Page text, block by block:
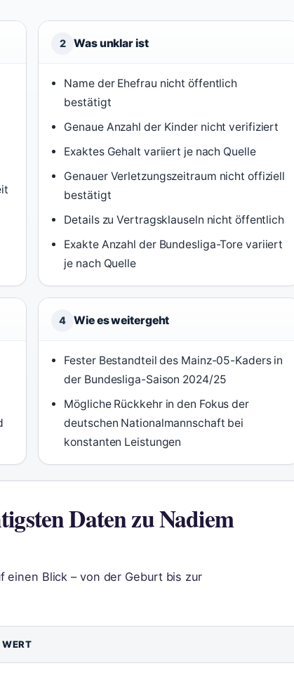
2 Was unklar ist
Name der Ehefrau nicht öffentlich
bestätigt
Genaue Anzahl der Kinder nicht verifiziert
Exaktes Gehalt variiert je nach Quelle
Genauer Verletzungszeitraum nicht offiziell
bestätigt
Details zu Vertragsklauseln nicht öffentlich
Exakte Anzahl der Bundesliga-Tore variiert
je nach Quelle
4 Wie es weitergeht
Fester Bestandteil des Mainz-05-Kaders in
der Bundesliga-Saison 2024/25
Mögliche Rückkehr in den Fokus der
deutschen Nationalmannschaft bei
konstanten Leistungen
Daten zu Nadiem
einen Blick – von der Geburt bis zur
WERT